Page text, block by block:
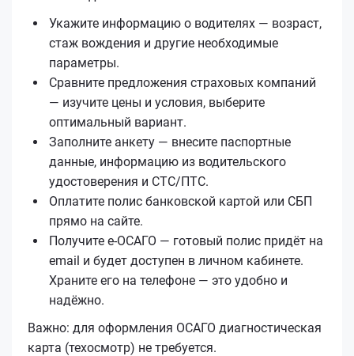
Укажите информацию о водителях — возраст,
стаж вождения и другие необходимые
параметры.
Сравните предложения страховых компаний
— изучите цены и условия, выберите
оптимальный вариант.
Заполните анкету — внесите паспортные
данные, информацию из водительского
удостоверения и СТС/ПТС.
Оплатите полис банковской картой или СБП
прямо на сайте.
Получите е‑ОСАГО — готовый полис придёт на
email и будет доступен в личном кабинете.
Храните его на телефоне — это удобно и
надёжно.
Важно: для оформления ОСАГО диагностическая
карта (техосмотр) не требуется.